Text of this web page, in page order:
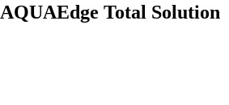
AQUAEdge Total Solution